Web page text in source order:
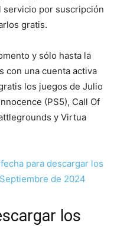
servicio por suscripción
gratis.
y sólo hasta la
con una cuenta activa
los juegos de Julio
(PS5), Call Of
y Virtua
para descargar los
de 2024
los